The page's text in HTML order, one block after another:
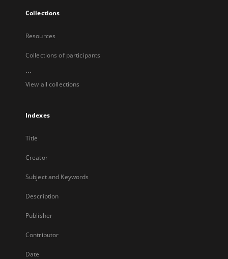
Collections
Resources
Collections of participants
...
View all collections
Indexes
Title
Creator
Subject and Keywords
Description
Publisher
Contributor
Date